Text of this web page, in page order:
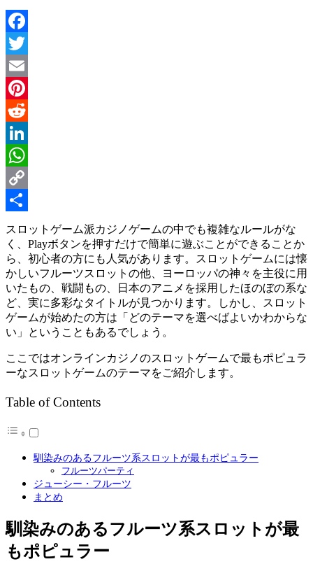
Facebook
Twitter
Email
Pinterest
Reddit
LinkedIn
WhatsApp
Copy
Link
Share
スロットゲーム派カジノゲームの中でも複雑なルールがな
く、Playボタンを押すだけで簡単に遊ぶことができることか
ら、初心者の方にも人気があります。スロットゲームには懐
かしいフルーツスロットの他、ヨーロッパの神々を主役に用
いたもの、戦闘もの、日本のアニメを採用したほのぼの系な
ど、実に多彩なタイトルが見つかります。しかし、スロット
ゲームが始めたの方は「どのテーマを選べばよいかわからな
い」ということもあるでしょう。
ここではオンラインカジノのスロットゲームで最もポピュラ
ーなスロットゲームのテーマをご紹介します。
Table of Contents
馴染みのあるフルーツ系スロットが最もポピュラー
フルーツパーティ
ジューシー・フルーツ
まとめ
馴染みのあるフルーツ系スロットが最
もポピュラー